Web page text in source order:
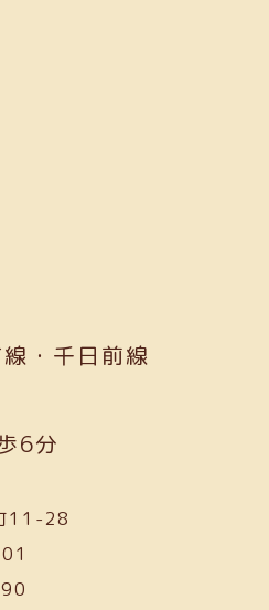
・千日前線
6分
11-28